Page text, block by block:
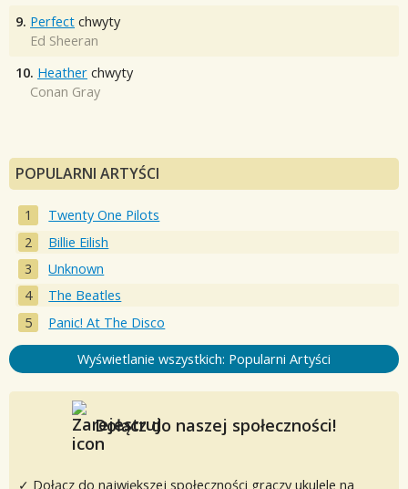
9. Perfect chwyty
Ed Sheeran
10. Heather chwyty
Conan Gray
POPULARNI ARTYŚCI
Twenty One Pilots
Billie Eilish
Unknown
The Beatles
Panic! At The Disco
Wyświetlanie wszystkich: Popularni Artyści
Dołącz do naszej społeczności!
✓ Dołącz do największej społeczności graczy ukulele na